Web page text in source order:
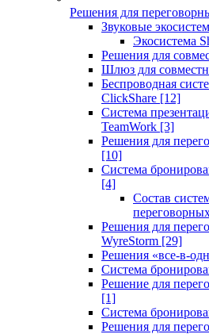
Решения для
Звуковые
Экосистема
Решения для
Шлюз для
Беспроводная
ClickShare [12]
Система
TeamWork [3]
Решения для
[10]
Система
[4]
Состав
Решения для
WyreStorm [29]
Решения «все-в-
Система
Решение для
[1]
Система
Решения для